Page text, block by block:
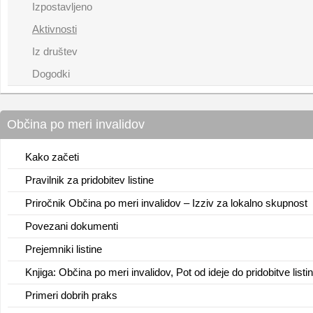
Izpostavljeno
Aktivnosti
Iz društev
Dogodki
Občina po meri invalidov
Kako začeti
Pravilnik za pridobitev listine
Priročnik Občina po meri invalidov – Izziv za lokalno skupnost
Povezani dokumenti
Prejemniki listine
Knjiga: Občina po meri invalidov, Pot od ideje do pridobitve
Primeri dobrih praks